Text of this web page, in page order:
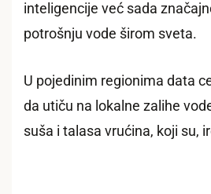
inteligencije već sada
potrošnju vode širom sveta.
U pojedinim regionima data
da utiču na lokalne zalihe
suša i talasa vrućina, koji su,